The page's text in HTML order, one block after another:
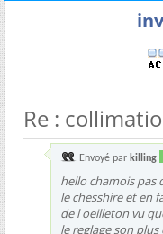
Re :
Envoyé par killing
hello chamois pas
le chesshire et en
de l oeilleton vu
le reglage son